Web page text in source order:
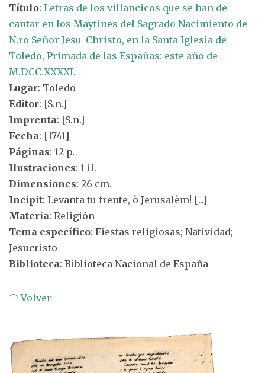
Título: Letras de los villancicos que se han de
cantar en los Maytines del Sagrado Nacimiento de
N.ro Señor Jesu-Christo, en la Santa Iglesia de
Toledo, Primada de las Españas: este año de
M.DCC.XXXXI.
Lugar: Toledo
Editor: [S.n.]
Imprenta: [S.n.]
Fecha: [1741]
Páginas: 12 p.
Ilustraciones: 1 il.
Dimensiones: 26 cm.
Incipit: Levanta tu frente, ò Jerusalèm! [...]
Materia: Religión
Tema específico: Fiestas religiosas; Natividad;
Jesucristo
Biblioteca: Biblioteca Nacional de España
Volver